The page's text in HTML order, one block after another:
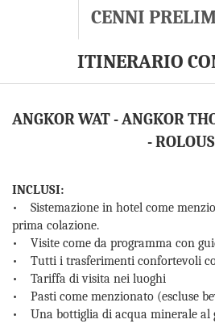
CENNI
ITINERARIO
ANGKOR WAT - ANGKOR
- ROLOUS
INCLUSI:
• Sistemazione in hotel come
prima colazione.
• Visite come da programma con
• Tutti i trasferimenti confortevoli
• Tariffa di visita nei luoghi
• Pasti come menzionato (escluse
• Una bottiglia di acqua minerale al